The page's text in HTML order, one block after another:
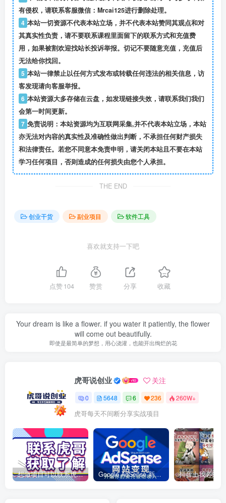
有侵权，请联系客服微信：Mrcai125进行删除处理。
4 本站一切资源不代表本站立场，并不代表本站赞同其观点和对
其真实性负责，请不要联系课程里面留下的联系方式和充值费
用，如果被割欢迎找站长投诉举报。切记不要随意充值，充值后
无法给你找回。
5 本站一律禁止以任何方式发布或转载任何违法的相关信息，访
客发现请向客服举报。
6 本站资源大多存储在云盘，如发现链接失效，请联系我们我们
会第一时间更新。
7 免责说明：本站资源均为互联网采集,并不代表本站立场，本站
亦无法对内容的真实性及准确性做出判断，不承担任何财产损失
和法律责任。若您不同意本免责申明，请关闭本站且不要在本站
学习任何项目，否则造成的任何损失由您个人承担。
THE END
创业干货 副业项目 软件工具
喜欢就支持一下吧
点赞104 赞赏 分享 收藏
Your dream is like a flower. if you water it patiently, the flower
will come out beautifully.
即使是最简单的梦想，用心浇灌，也能开出绚烂的花
虎哥说创业 关注
0 5648 6 236 260W+
虎哥每天不间断分享实战项目
想做项目可以联系虎哥微信 虎哥一对一解答并且远程视频教学 Google AdSense 新手接入教程：虎哥手把手教你用网站赚取美元收入